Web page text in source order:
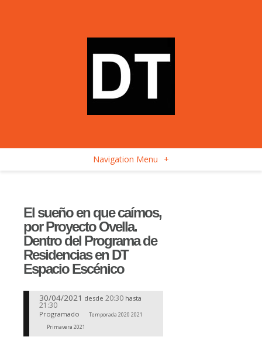
Navigation Menu +
El sueño en que caímos,
por Proyecto Ovella.
Dentro del Programa de
Residencias en DT
Espacio Escénico
30/04/2021 desde 20:30 hasta
21:30
Programado
Temporada 2020 2021
Primavera 2021